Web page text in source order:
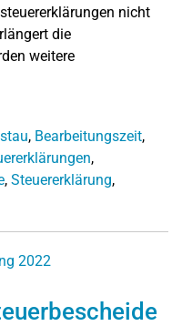
nicht
die
weitere
, Bearbeitungszeit,
,
, Steuererklärung,
2022